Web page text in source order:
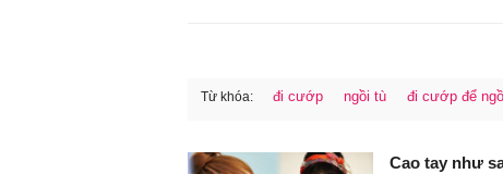
Từ khóa: đi cướp ngồi tù đi cướp để
Cao tay như